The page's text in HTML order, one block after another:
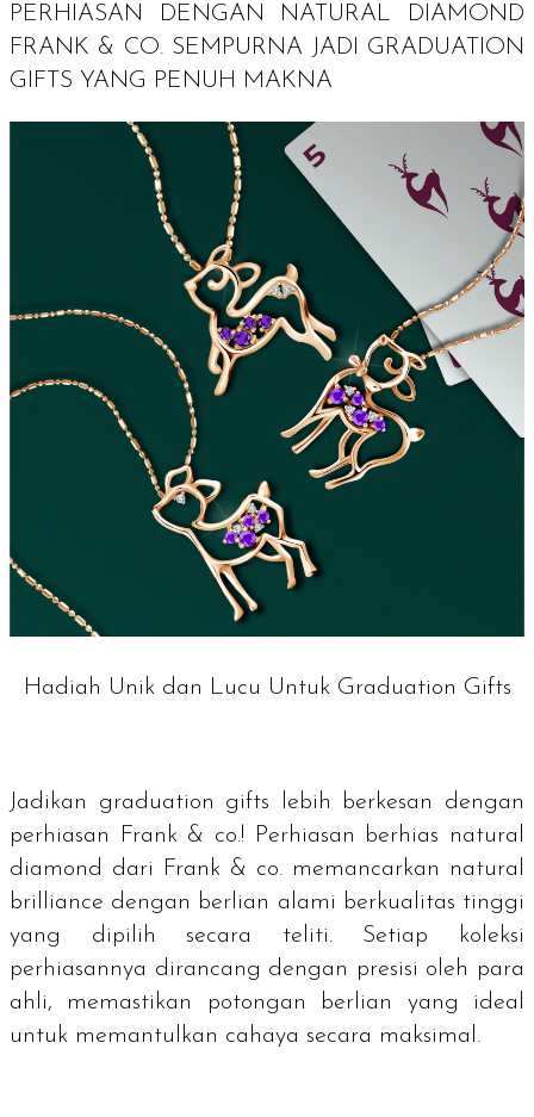
PERHIASAN DENGAN
NATURAL DIAMOND
FRANK & CO. SEMPURNA JADI GRADUATION
GIFTS YANG PENUH MAKNA
Hadiah Unik dan Lucu Untuk Graduation Gifts
Jadikan graduation gifts lebih berkesan dengan
perhiasan Frank & co.! Perhiasan berhias natural
diamond dari Frank & co. memancarkan natural
brilliance dengan berlian alami berkualitas tinggi
yang dipilih secara teliti. Setiap koleksi
perhiasannya dirancang dengan presisi oleh para
ahli, memastikan potongan berlian yang ideal
untuk memantulkan cahaya secara maksimal.